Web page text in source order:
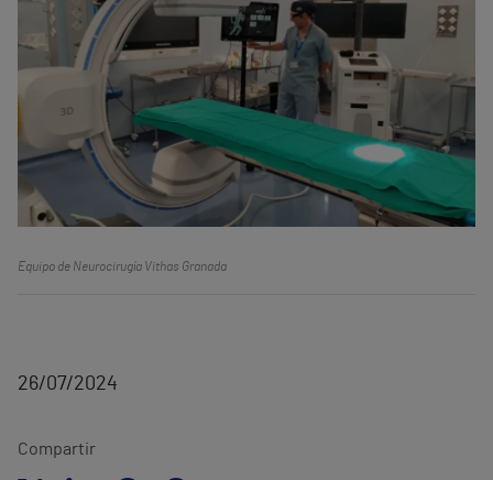
Equipo de Neurocirugía Vithas Granada
26/07/2024
Compartir